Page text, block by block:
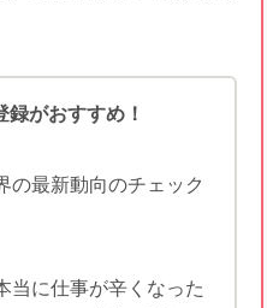
がおすすめ！
の最新動向のチェック
当に仕事が辛くなった